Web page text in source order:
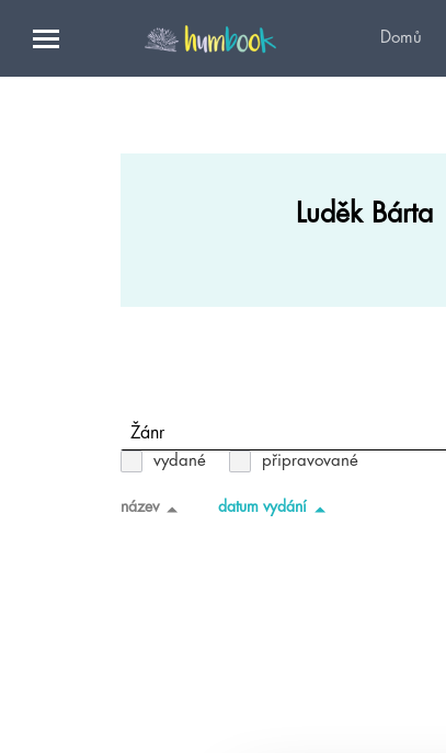
Domů
Luděk Bárta
Žánr
vydané připravované
název datum vydání